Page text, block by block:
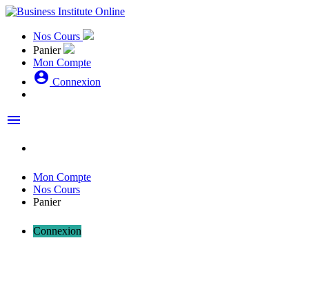
Nos Cours
Panier
Mon Compte
account_circle Connexion
menu
Mon Compte
Nos Cours
Panier
Connexion